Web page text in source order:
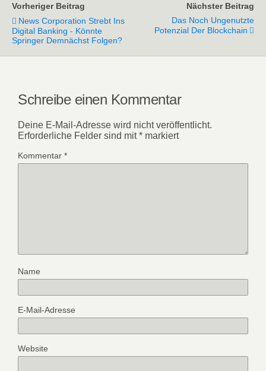
Vorheriger Beitrag
News Corporation Strebt Ins
Digital Banking - Könnte
Springer Demnächst Folgen?
Nächster Beitrag
Das Noch Ungenutzte
Potenzial Der Blockchain
Schreibe einen Kommentar
Deine E-Mail-Adresse wird nicht veröffentlicht.
Erforderliche Felder sind mit* markiert
Kommentar *
Name
E-Mail-Adresse
Website